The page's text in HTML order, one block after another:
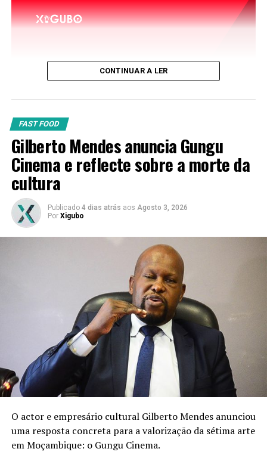
“O leite materno é precioso
e é o melhor do mundo nos
primeiros seis meses de
vida do bebé”, reforça a
artista na publicação.
A Semana Mundial do Aleitamento Materno decorre
CONTINUAR A LER
FAST FOOD
Gilberto Mendes anuncia Gungu
Cinema e reflecte sobre a morte da
cultura
Publicado 4 dias atrás aos Agosto 3, 2026
Por Xigubo
O actor e empresário cultural Gilberto Mendes anunciou
uma resposta concreta para a valorização da sétima arte
em Moçambique: o Gungu Cinema.